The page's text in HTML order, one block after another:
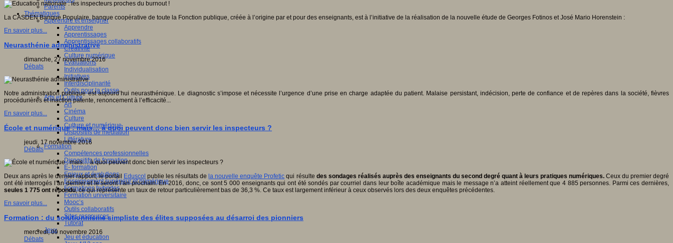
Parents
Thématiques
Apprendre et enseigner
Apprendre
Apprentissages
Apprentissages collaboratifs
Créativité
Culture numérique
Evaluations
Individualisation
Initiatives
Interdisciplinarité
Outils pour la classe
Arts et Culture
Art
Cinéma
Culture
Culture et numérique
Dispositifs de médiation
Littérature
Formation
Compétences professionnelles
Dispositifs de formation
E- formation
Enjeux et évolutions
Enseignement supérieur et numérique
Formations hybrides
Formation universitaire
Mooc’s
Outils collaboratifs
Sites ressources
Tutorat
Jeux
Jeu et éducation
La CASDEN Banque Populaire, banque coopérative de toute la Fonction publique, créée à l’origine par et pour des enseignants, est à l’initiative de la réalisation de la nouvelle étude de Georges Fotinos et José Mario Horenstein :
En savoir plus...
Neurasthénie administrative
dimanche, 27 novembre 2016
Débats
Notre administration publique est aujourd’hui neurasthénique. Le diagnostic s’impose et nécessite l’urgence d’une prise en charge adaptée du patient. Malaise persistant, indécision, perte de confiance et de repères dans la société, fièvres
procédurières et inaction patente, renoncement à l’efficacité...
En savoir plus...
École et numérique : mais… à quoi peuvent donc bien servir les inspecteurs ?
jeudi, 17 novembre 2016
Débats
Deux ans après le dernier rapport, le portail Eduscol publie les résultats de la nouvelle enquête Profetic qui résulte des sondages réalisés auprès des enseignants du second degré quant à leurs pratiques numériques.Ceux du premier degré
ont été interrogés l’an dernier et le seront l’an prochain. En 2016, donc, ce sont 5 000 enseignants qui ont été sondés par courriel dans leur boîte académique mais le message n’a atteint réellement que 4 885 personnes. Parmi ces dernières,
seules 1 775 ont répondu, ce qui représente un taux de retour particulièrement bas de 36,3 %. Ce taux est largement inférieur à ceux observés lors des deux enquêtes précédentes.
En savoir plus...
Formation : du solutionnisme simpliste des élites supposées au désarroi des pionniers
mercredi, 09 novembre 2016
Débats